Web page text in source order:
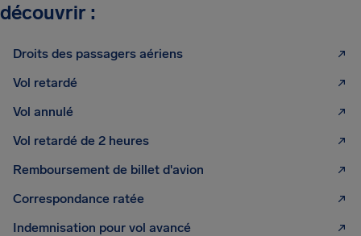
découvrir :
Droits des passagers aériens
Vol retardé
Vol annulé
Vol retardé de 2 heures
Remboursement de billet d'avion
Correspondance ratée
Indemnisation pour vol avancé